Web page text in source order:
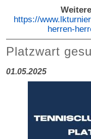
https://
herren-
Platzwart
01.05.2025